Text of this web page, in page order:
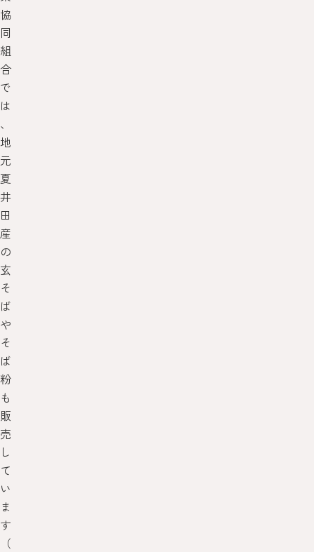
協
同
組
合
で
は
、
地
元
夏
井
田
産
の
玄
そ
ば
や
そ
ば
粉
も
販
売
し
て
い
ま
す
（